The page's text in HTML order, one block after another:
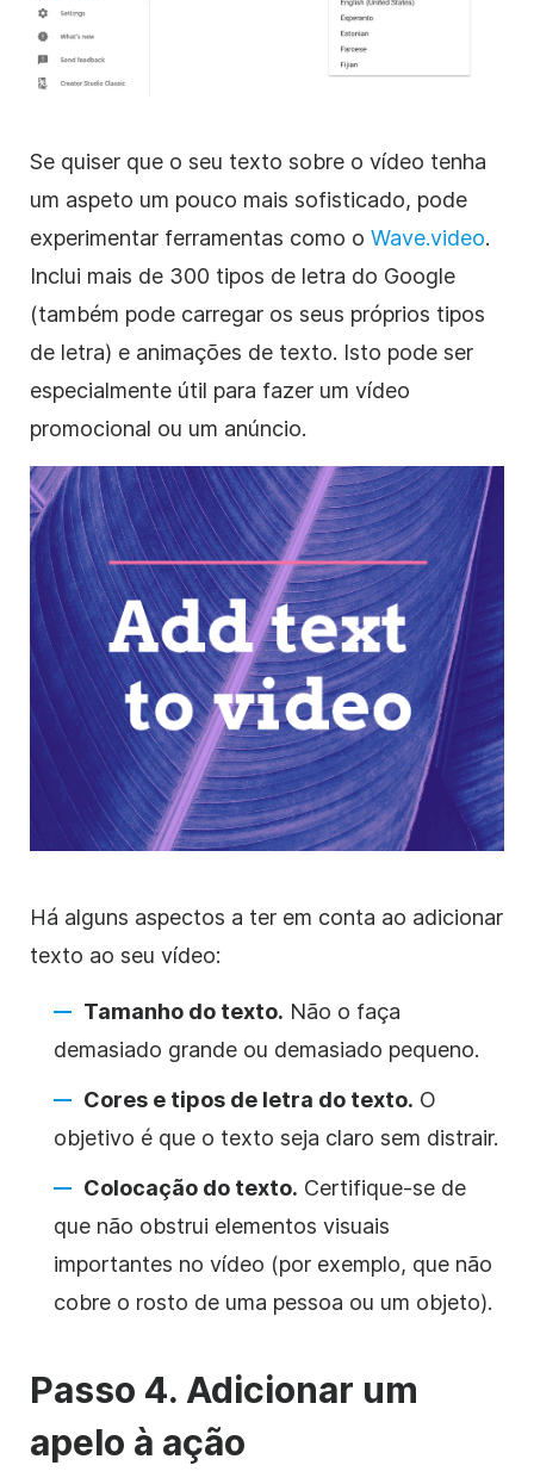
Se quiser que o seu texto sobre o vídeo tenha
um aspeto um pouco mais sofisticado, pode
experimentar ferramentas como o Wave.video.
Inclui mais de 300 tipos de letra do Google
(também pode carregar os seus próprios tipos
de letra) e animações de texto. Isto pode ser
especialmente útil para fazer um vídeo
promocional ou um anúncio.
Há alguns aspectos a ter em conta ao adicionar
texto ao seu vídeo:
Tamanho do texto. Não o faça
demasiado grande ou demasiado pequeno.
Cores e tipos de letra do texto. O
objetivo é que o texto seja claro sem distrair.
Colocação do texto. Certifique-se de
que não obstrui elementos visuais
importantes no vídeo (por exemplo, que não
cobre o rosto de uma pessoa ou um objeto).
Passo 4. Adicionar um
apelo à ação